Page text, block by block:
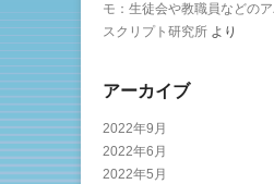
モ：生徒会や教職員などのア
スクリプト研究所 より
アーカイブ
2022年9月
2022年6月
2022年5月